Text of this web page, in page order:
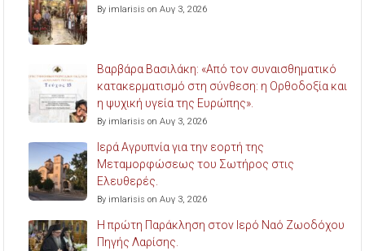
By imlarisis on Αυγ 3, 2026
Βαρβάρα Βασιλάκη: «Από τον συναισθηματικό
κατακερματισμό στη σύνθεση: η Ορθοδοξία και
η ψυχική υγεία της Ευρώπης».
By imlarisis on Αυγ 3, 2026
Ιερά Αγρυπνία για την εορτή της
Μεταμορφώσεως του Σωτήρος στις
Ελευθερές.
By imlarisis on Αυγ 3, 2026
Η πρώτη Παράκληση στον Ιερό Ναό Ζωοδόχου
Πηγής Λαρίσης.